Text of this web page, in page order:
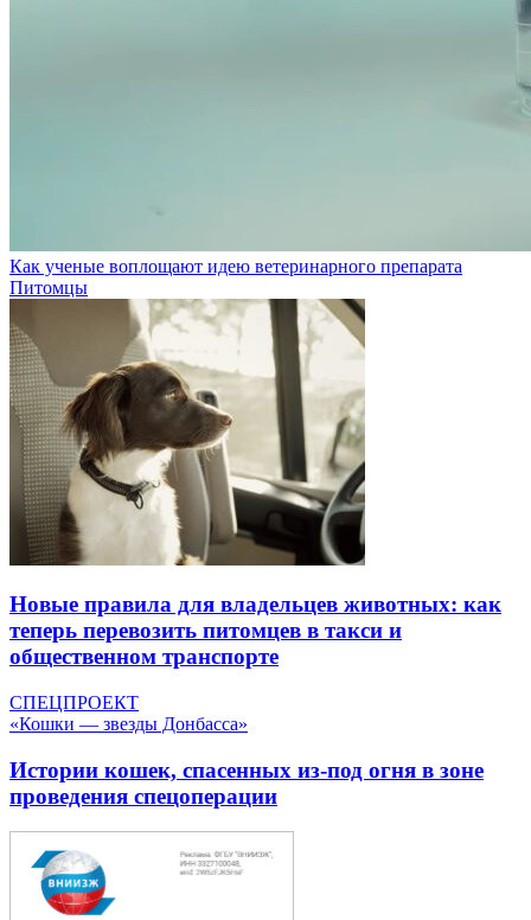
Как ученые воплощают идею ветеринарного препарата
Питомцы
Новые правила для владельцев животных: как
теперь перевозить питомцев в такси и
общественном транспорте
СПЕЦПРОЕКТ
«Кошки — звезды Донбасса»
Истории кошек, спасенных из-под огня в зоне
проведения спецоперации